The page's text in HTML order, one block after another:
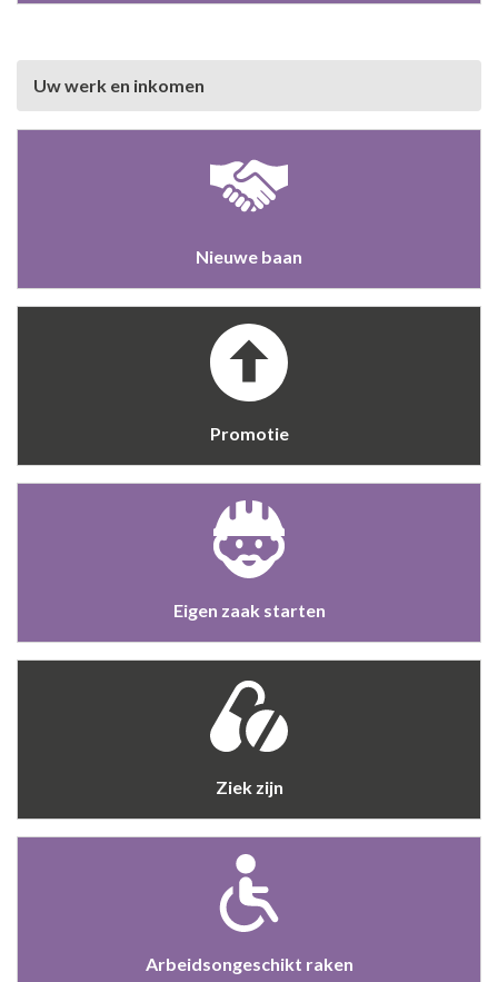
Uw werk en inkomen
Nieuwe baan
Promotie
Eigen zaak starten
Ziek zijn
Arbeidsongeschikt raken